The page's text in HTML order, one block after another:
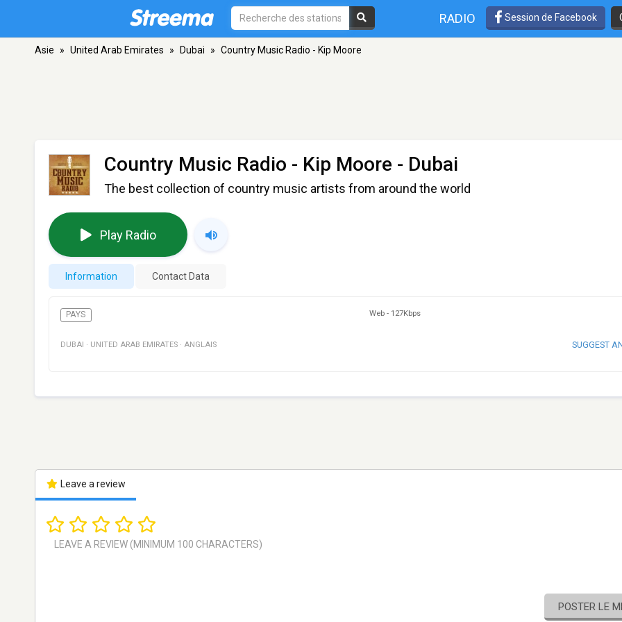
RADIO Session de Facebook
Asie » United Arab Emirates » Dubai » Country Music Radio - Kip Moore
Country Music Radio - Kip Moore - Dubai
The best collection of country music artists from around the world
Play Radio
Information Contact Data
PAYS Web - 127Kbps
DUBAI · UNITED ARAB EMIRATES · ANGLAIS SUGGEST
Leave a review
POSTER LE